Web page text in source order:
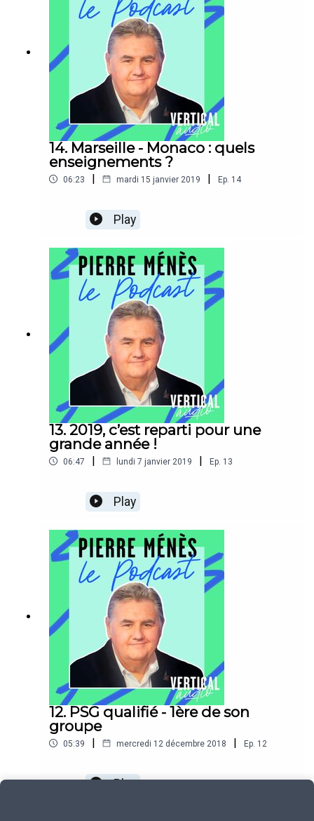
14. Marseille - Monaco : quels
enseignements ?
06:23 | mardi 15 janvier 2019 | Ep. 14
Play
13. 2019, c’est reparti pour une
grande année !
06:47 | lundi 7 janvier 2019 | Ep. 13
Play
12. PSG qualifié - 1ère de son
groupe
05:39 | mercredi 12 décembre 2018 | Ep. 12
Play